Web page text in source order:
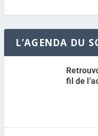
L’AGENDA DU
fil de